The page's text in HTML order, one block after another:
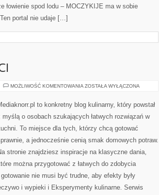
łowienie spod lodu – MOCZYKIJE ma w sobie
portal nie udaje […]
MOŻLIWOŚĆ KOMENTOWANIA PRZEPISY
ZOSTAŁA WYŁĄCZONA
to konkretny blog kulinarny, który powstał
myślą o osobach szukających łatwych rozwiązań w
To miejsce dla tych, którzy chcą gotować
a jednocześnie cenią smak domowych potraw.
stronie znajdziesz inspiracje na klasyczne dania,
można przygotować z łatwych do zdobycia
nie musi być trudne, aby efekty były
i wypieki i Eksperymenty kulinarne. Serwis